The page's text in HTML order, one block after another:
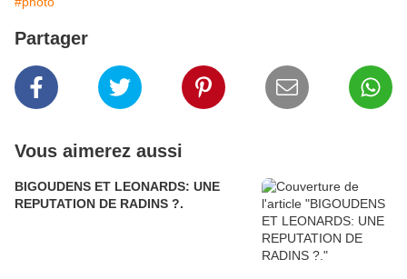
Partager
Vous aimerez aussi
BIGOUDENS ET LEONARDS: UNE
REPUTATION DE RADINS ?.